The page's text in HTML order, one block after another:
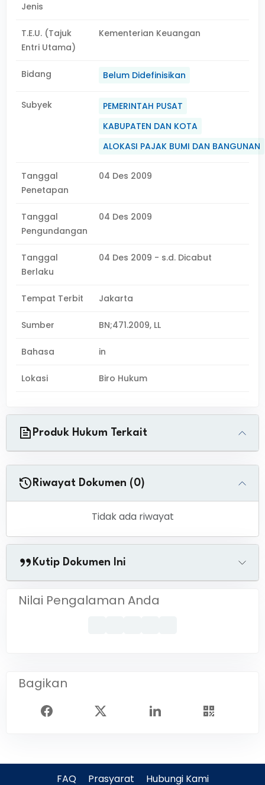
Jenis
T.E.U. (Tajuk
Entri Utama)
Kementerian Keuangan
Bidang Belum Didefinisikan
Subyek
PEMERINTAH PUSAT
KABUPATEN DAN KOTA
ALOKASI PAJAK BUMI DAN BANGUNAN
Tanggal
Penetapan
04 Des 2009
Tanggal
Pengundangan
04 Des 2009
Tanggal
Berlaku
04 Des 2009 - s.d. Dicabut
Tempat Terbit Jakarta
Sumber BN;471.2009, LL
Bahasa in
Lokasi Biro Hukum
Produk Hukum Terkait
Riwayat Dokumen (0)
Tidak ada riwayat
Kutip Dokumen Ini
Nilai Pengalaman Anda
Bagikan
FAQ Prasyarat Hubungi Kami